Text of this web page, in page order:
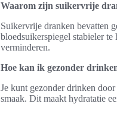
Waarom zijn suikervrije
Suikervrije dranken bevatten
bloedsuikerspiegel stabieler
verminderen.
Hoe kan ik gezonder
Je kunt gezonder drinken
smaak. Dit maakt hydratatie